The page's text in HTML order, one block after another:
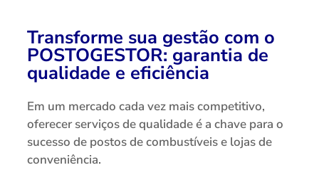
Transforme sua gestão com o
POSTOGESTOR: garantia de
qualidade e eficiência
Em um mercado cada vez mais competitivo,
oferecer serviços de qualidade é a chave para o
sucesso de postos de combustíveis e lojas de
conveniência.